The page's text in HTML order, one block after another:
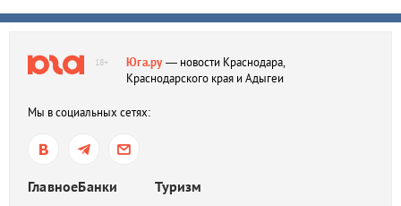
18+ Юга.ру— новости Краснодара,
Краснодарского края и Адыгеи
Мы в социальных сетях:
ГлавноеБанки Туризм